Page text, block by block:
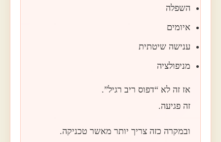
השפלה
איומים
ענישה שיטתית
מניפולציה
אז זה לא “דפוס ריב רגיל”.
זה פגיעה.
ובמקרה כזה צריך יותר מאשר טכניקה.